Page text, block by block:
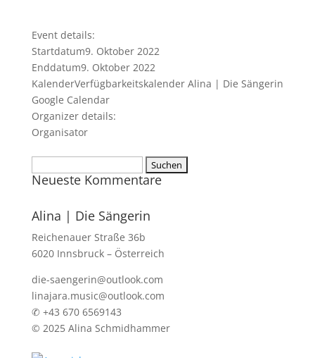
Event details:
Startdatum9. Oktober 2022
Enddatum9. Oktober 2022
KalenderVerfügbarkeitskalender Alina | Die Sängerin
Google Calendar
Organizer details:
Organisator
nach:
Neueste Kommentare
Alina | Die Sängerin
Reichenauer Straße 36b
6020 Innsbruck – Österreich
die-saengerin@outlook.com
linajara.music@outlook.com
✆ +43 670 6569143
© 2025 Alina Schmidhammer